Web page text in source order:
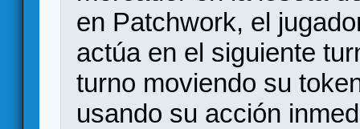
en Patchwork, el
actúa en el siguiente
turno moviendo su
usando su acción